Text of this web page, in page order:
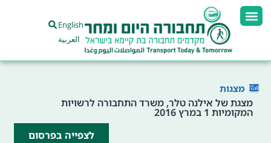
English
العربية
מצגות
מצגת של אילנה טלר, משרד התחבורה לרשויות
המקומיות 1 במרץ 2016
לצפייה בפרסום